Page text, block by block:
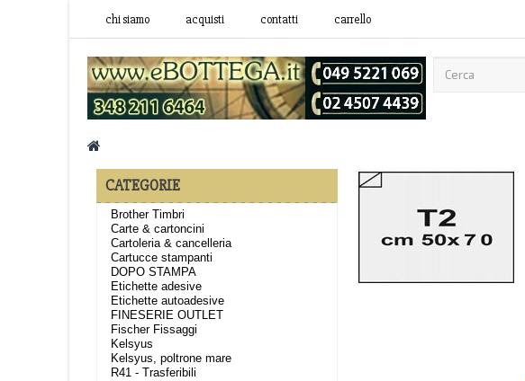
chi siamo acquisti contatti carrello
CATEGORIE
Brother Timbri
Carte & cartoncini
Cartoleria & cancelleria
Cartucce stampanti
DOPO STAMPA
Etichette adesive
Etichette autoadesive
FINESERIE OUTLET
Fischer Fissaggi
Kelsyus
Kelsyus, poltrone mare
R41 - Trasferibili